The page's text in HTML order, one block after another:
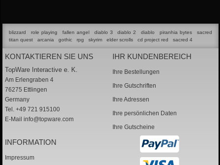
blizzard role playing fallen angel diablo 3 diablo 2 diablo piranhia bytes
sacred
titan quest
arcania gothic rpg skyrim elder scrolls cd project red sacred 4
KONTAKTIEREN SIE UNS
TopWare Interactive e. K.
Am Erlengraben 4
76275 Ettlingen
Germany
Tel. +49 721 915100
E-Mail info@topware.com
IHR KUNDENBEREICH
Ihre Bestellungen
Ihre Gutschriften
Ihre Adressen
Ihre persönlichen Daten
Ihre Gutscheine
INFORMATION
Impressum